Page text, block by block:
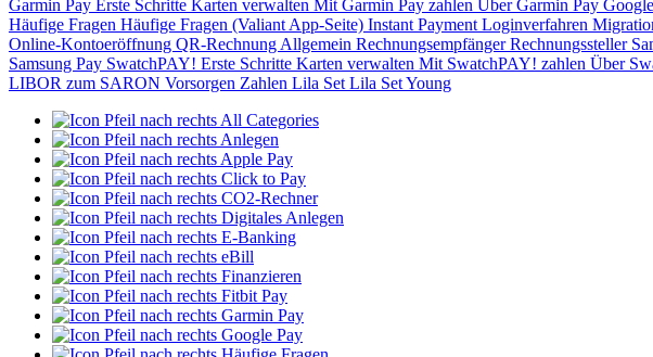
Garmin Pay Erste Schritte Karten verwalten Mit Garmin Pay zahlen Über Garmin Pay
Häufige Fragen Häufige Fragen (Valiant App-Seite) Instant Payment Loginverfahren
Online-Kontoeröffnung QR-Rechnung Allgemein RechnungsempfängerRechnungssteller
Samsung Pay SwatchPAY! Erste Schritte Karten verwalten Mit SwatchPAY! zahlen Über
LIBOR zum SARON Vorsorgen Zahlen Lila Set Lila Set Young
All Categories
Anlegen
Apple Pay
Click to Pay
CO2-Rechner
Digitales Anlegen
E-Banking
eBill
Finanzieren
Fitbit Pay
Garmin Pay
Google Pay